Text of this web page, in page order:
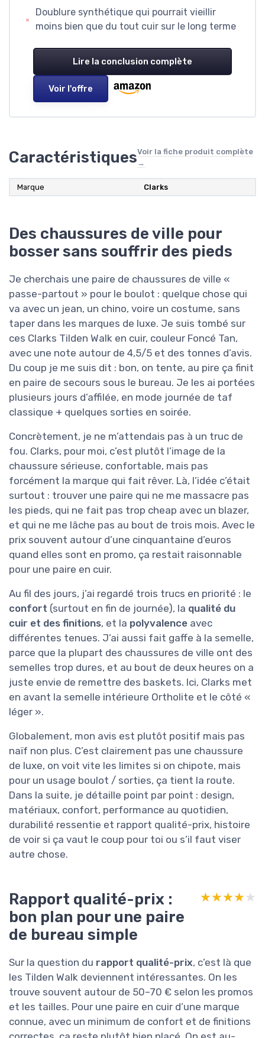
Doublure synthétique qui pourrait vieillir
moins bien que du tout cuir sur le long terme
Lire la conclusion complète
Voir l'offre
CaractéristiquesVoir la fiche produit complète
→
Marque Clarks
Des chaussures de ville pour
bosser sans souffrir des pieds
Je cherchais une paire de chaussures de ville «
passe-partout » pour le boulot : quelque chose qui
va avec un jean, un chino, voire un costume, sans
taper dans les marques de luxe. Je suis tombé sur
ces Clarks Tilden Walk en cuir, couleur Foncé Tan,
avec une note autour de 4,5/5 et des tonnes d’avis.
Du coup je me suis dit : bon, on tente, au pire ça finit
en paire de secours sous le bureau. Je les ai portées
plusieurs jours d’affilée, en mode journée de taf
classique + quelques sorties en soirée.
Concrètement, je ne m’attendais pas à un truc de
fou. Clarks, pour moi, c’est plutôt l’image de la
chaussure sérieuse, confortable, mais pas
forcément la marque qui fait rêver. Là, l’idée c’était
surtout : trouver une paire qui ne me massacre pas
les pieds, qui ne fait pas trop cheap avec un blazer,
et qui ne me lâche pas au bout de trois mois. Avec le
prix souvent autour d’une cinquantaine d’euros
quand elles sont en promo, ça restait raisonnable
pour une paire en cuir.
Au fil des jours, j’ai regardé trois trucs en priorité : le
confort (surtout en fin de journée), la qualité du
cuir et des finitions, et la polyvalence avec
différentes tenues. J’ai aussi fait gaffe à la semelle,
parce que la plupart des chaussures de ville ont des
semelles trop dures, et au bout de deux heures on a
juste envie de remettre des baskets. Ici, Clarks met
en avant la semelle intérieure Ortholite et le côté «
léger ».
Globalement, mon avis est plutôt positif mais pas
naïf non plus. C’est clairement pas une chaussure
de luxe, on voit vite les limites si on chipote, mais
pour un usage boulot / sorties, ça tient la route.
Dans la suite, je détaille point par point : design,
matériaux, confort, performance au quotidien,
durabilité ressentie et rapport qualité-prix, histoire
de voir si ça vaut le coup pour toi ou s’il faut viser
autre chose.
Rapport qualité-prix :
bon plan pour une paire
de bureau simple
★★★★★
★★★★★
Sur la question du rapport qualité-prix, c’est là que
les Tilden Walk deviennent intéressantes. On les
trouve souvent autour de 50–70 € selon les promos
et les tailles. Pour une paire en cuir d’une marque
connue, avec un minimum de confort et de finitions